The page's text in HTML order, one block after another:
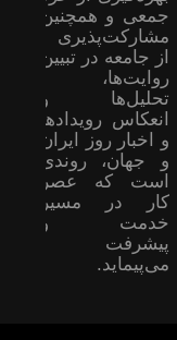
جمعی و همچنین
مشارکت‌پذیری
از جامعه در تبیین
روایت‌ها،
تحلیل‌ها و
انعکاس رویدادها
و اخبار روز ایران
و جهان، روندی
است که عصر
کار در مسیر
خدمت و
پیشرفت
می‌پیماید.